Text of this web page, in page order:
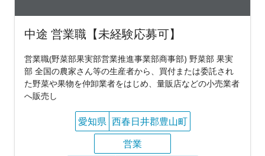
中途 営業職【未経験応募可】
営業職(野菜部果実部営業推進事業部商事部) 野菜部 果実
部 全国の農家さん等の生産者から、買付または委託され
た野菜や果物を仲卸業者をはじめ、量販店などの小売業者
へ販売し
愛知県 西春日井郡豊山町
営業